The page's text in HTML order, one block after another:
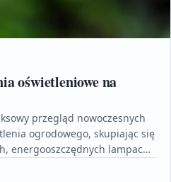
oświetleniowe na
przegląd nowoczesnych
ogrodowego, skupiając się
energooszczędnych lampach